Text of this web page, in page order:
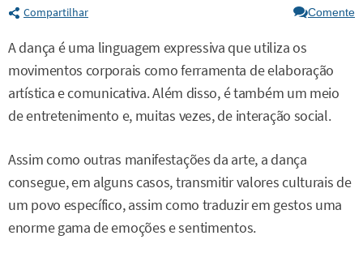
Compartilhar Comente
A dança é uma linguagem expressiva que utiliza os
movimentos corporais como ferramenta de elaboração
artística e comunicativa. Além disso, é também um meio
de entretenimento e, muitas vezes, de interação social.
Assim como outras manifestações da arte, a dança
consegue, em alguns casos, transmitir valores culturais de
um povo específico, assim como traduzir em gestos uma
enorme gama de emoções e sentimentos.